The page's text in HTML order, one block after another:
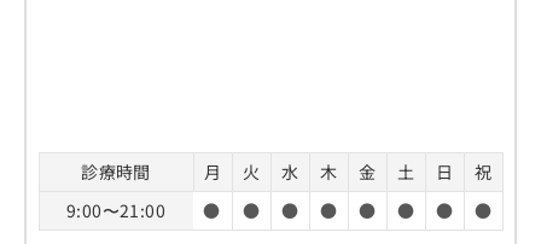
診療時間 月 火 水 木 金 土 日
祝
9:00〜21:00
● ● ● ● ● ● ● ●